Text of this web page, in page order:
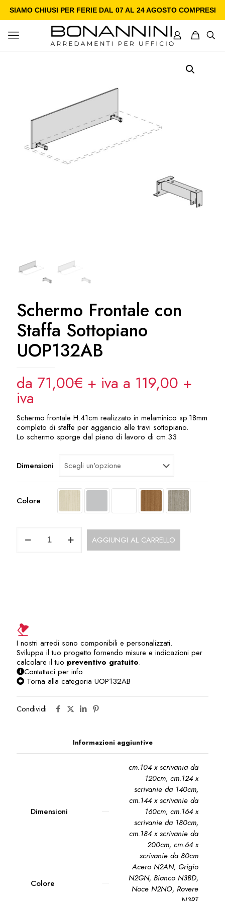
SIAMO CHIUSI PER FERIE DAL 07 AL 24 AGOSTO COMPRESI
Schermo Frontale con
Staffa Sottopiano
UOP132AB
da 71,00€ + iva a 119,00 +
iva
Schermo frontale H.41cm realizzato in melaminico sp.18mm
completo di staffe per aggancio alle travi sottopiano.
Lo schermo sporge dal piano di lavoro di cm.33
Dimensioni
Colore
Frontale
AGGIUNGI AL CARRELLO
I nostri arredi sono componibili e personalizzati.
Sviluppa il tuo progetto fornendo misure e indicazioni per
calcolare il tuo preventivo gratuito.
Contattaci per info
Torna alla categoria UOP132AB
Condividi
Informazioni aggiuntive
Dimensioni
cm.104 x scrivania da
120cm, cm.124 x
scrivanie da 140cm,
cm.144 x scrivanie da
160cm, cm.164 x
scrivanie da 180cm,
cm.184 x scrivanie da
200cm, cm.64 x
scrivanie da 80cm
Colore
Acero N2AN, Grigio
N2GN, Bianco N3BD,
Noce N2NO, Rovere